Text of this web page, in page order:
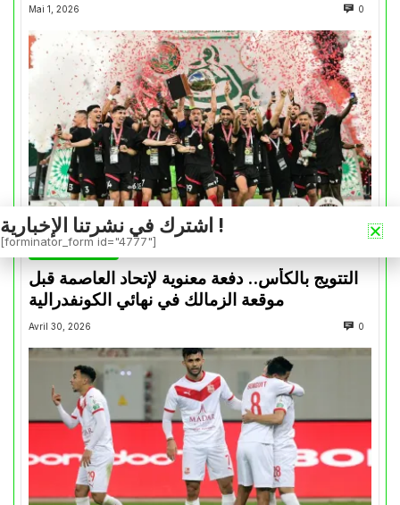
Mai 1, 2026 0
التتويج بالكأس.. دفعة معنوية لإتحاد العاصمة قبل
موقعة الزمالك في نهائي الكونفدرالية
Avril 30, 2026 0
اشترك في نشرتنا الإخبارية !
[forminator_form id="4777"]